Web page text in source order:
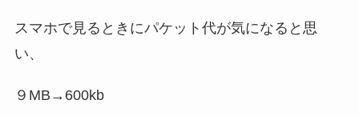
スマホで見るときにパケット代が気になると思
い、
９MB→600kb